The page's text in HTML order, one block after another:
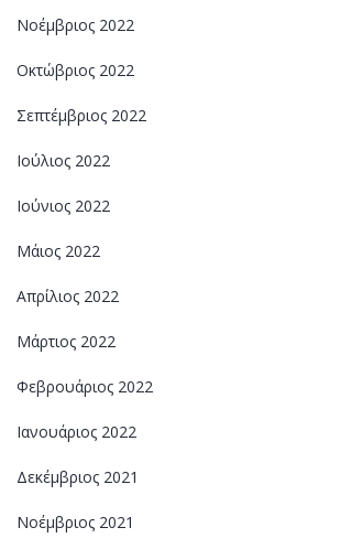
Νοέμβριος 2022
Οκτώβριος 2022
Σεπτέμβριος 2022
Ιούλιος 2022
Ιούνιος 2022
Μάιος 2022
Απρίλιος 2022
Μάρτιος 2022
Φεβρουάριος 2022
Ιανουάριος 2022
Δεκέμβριος 2021
Νοέμβριος 2021